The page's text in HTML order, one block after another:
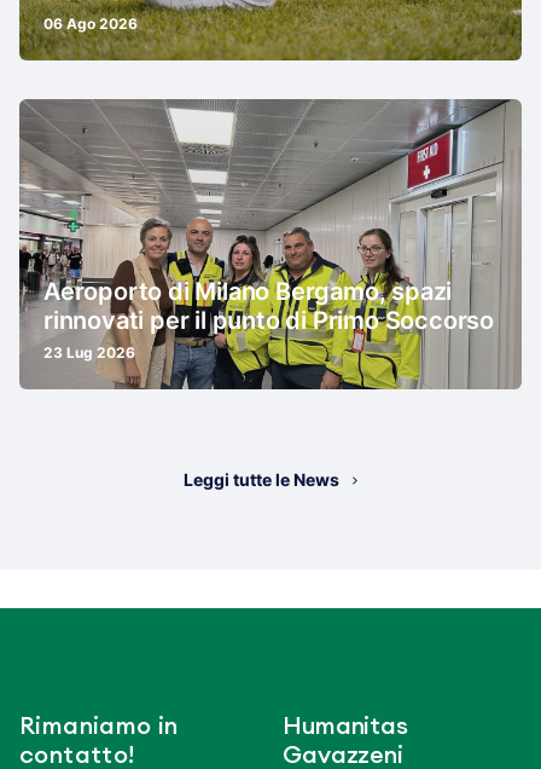
06 Ago 2026
Aeroporto di Milano Bergamo, spazi
rinnovati per il punto di Primo Soccorso
23 Lug 2026
Leggi tutte le News
Rimaniamo in
contatto!
Humanitas
Gavazzeni